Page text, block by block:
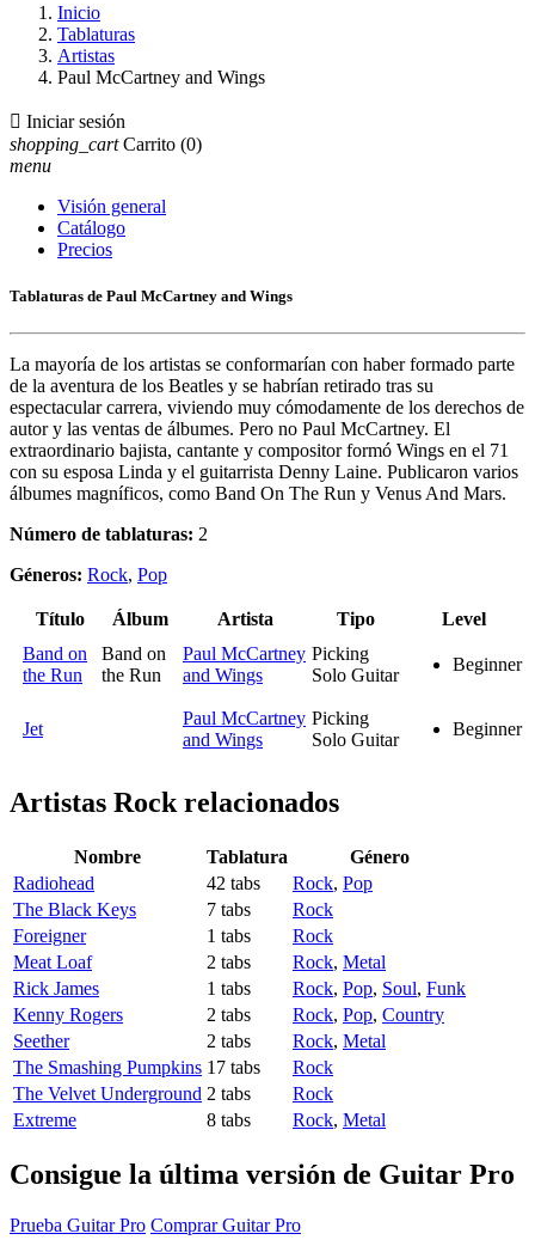
Inicio
Tablaturas
Artistas
Paul McCartney and Wings
 Iniciar sesión
shopping_cart Carrito (0)
menu
Visión general
Catálogo
Precios
Tablaturas de Paul McCartney and Wings
La mayoría de los artistas se conformarían con haber formado parte
de la aventura de los Beatles y se habrían retirado tras su
espectacular carrera, viviendo muy cómodamente de los derechos de
autor y las ventas de álbumes. Pero no Paul McCartney. El
extraordinario bajista, cantante y compositor formó Wings en el 71
con su esposa Linda y el guitarrista Denny Laine. Publicaron varios
álbumes magníficos, como Band On The Run y Venus And Mars.
Número de tablaturas: 2
Géneros: Rock, Pop
Título Álbum Artista Tipo
Level
Band on
the Run
Band on
the Run
Paul McCartney
and Wings
Picking
Solo Guitar
Beginner
Jet
Paul McCartney
and Wings
Picking
Solo Guitar
Beginner
Artistas Rockrelacionados
Nombre Tablatura
Género
Radiohead
42 tabs Rock, Pop
The Black Keys
7 tabs
Rock
Foreigner
1 tabs
Rock
Meat Loaf
2 tabs Rock, Metal
Rick James
1 tabs Rock, Pop, Soul, Funk
Kenny Rogers
2 tabs Rock, Pop, Country
Seether
2 tabs Rock, Metal
The Smashing Pumpkins 17 tabs
Rock
The Velvet Underground 2 tabs
Rock
Extreme
8 tabs Rock, Metal
Consigue la última versión de Guitar Pro
Prueba Guitar Pro Comprar Guitar Pro